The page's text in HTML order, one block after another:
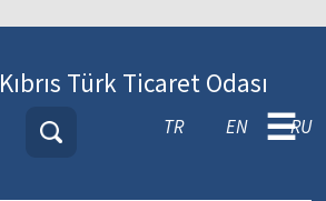
Kıbrıs Türk Ticaret Odası
TR EN RU
☰